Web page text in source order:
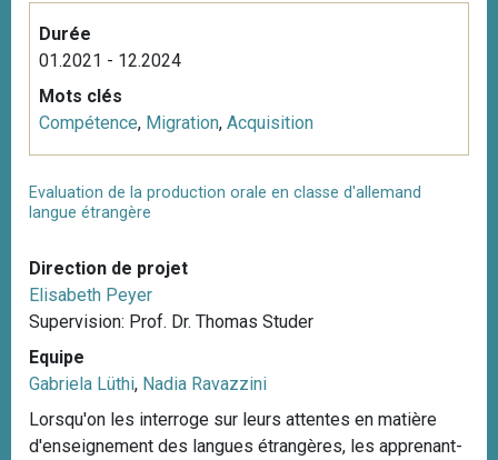
Durée
01.2021 - 12.2024
Mots clés
Compétence, Migration, Acquisition
Evaluation de la production orale en classe d'allemand
langue étrangère
Direction de projet
Elisabeth Peyer
Supervision: Prof. Dr. Thomas Studer
Equipe
Gabriela Lüthi, Nadia Ravazzini
Lorsqu'on les interroge sur leurs attentes en matière
d'enseignement des langues étrangères, les apprenant-